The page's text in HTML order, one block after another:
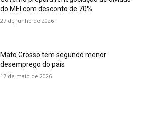
do MEI com desconto de 70%
27 de junho de 2026
Mato Grosso tem segundo menor
desemprego do país
17 de maio de 2026